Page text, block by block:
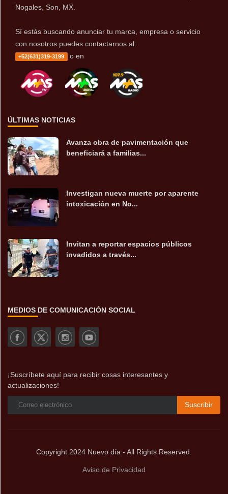
Nogales, Son, MX.
Sí estás buscando anunciar tu marca, empresa o servicio
con nosotros puedes contactarnos al:
+52(631)319-3199 o en
ÚLTIMAS NOTICIAS
Avanza obra de pavimentación que
beneficiará a familias...
Investigan nueva muerte por aparente
intoxicación en No...
Invitan a reportar espacios públicos
invadidos a través...
MEDIOS DE COMUNICACIÓN SOCIAL
¡Suscríbete aquí para recibir cosas interesantes y
actualizaciones!
Suscribir
Copyright 2024 Nuevo día - All Rights Reserved.
Aviso de Privacidad